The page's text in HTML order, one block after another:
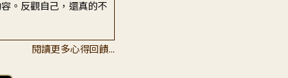
子生起跟法不相應的現
閱讀更多心得回饋...